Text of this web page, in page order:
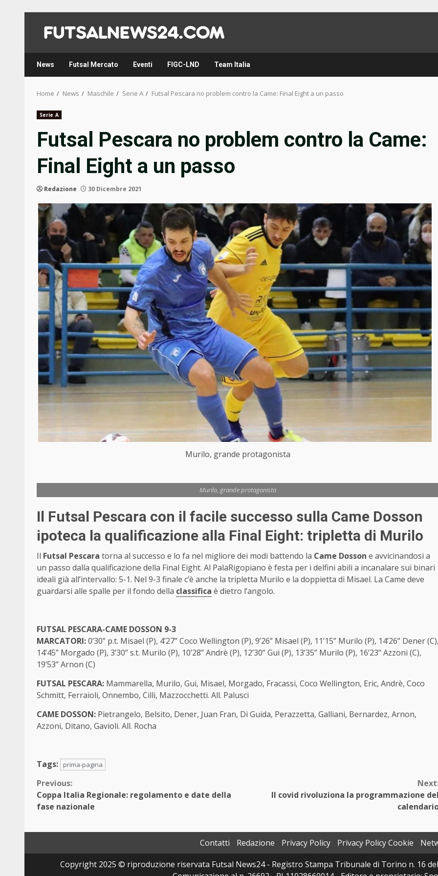
content
News Futsal Mercato Eventi FIGC-LND Team Italia
Home News Maschile Serie A Futsal Pescara no problem contro la Came: Final Eight a un passo
Serie A
Futsal Pescara no problem contro la Came:
Final Eight a un passo
Redazione 30 Dicembre 2021
Murilo, grande protagonista
Murilo, grande protagonista
Il Futsal Pescara con il facile successo sulla Came Dosson
ipoteca la qualificazione alla Final Eight: tripletta di Murilo
Il Futsal Pescara torna al successo e lo fa nel migliore dei modi battendo la Came Dosson e avvicinandosi a
un passo dalla qualificazione della Final Eight. Al PalaRigopiano è festa per i delfini abili a incanalare sui binari
ideali già all’intervallo: 5-1. Nel 9-3 finale c’è anche la tripletta Murilo e la doppietta di Misael. La Came deve
guardarsi alle spalle per il fondo della classifica è dietro l’angolo.
FUTSAL PESCARA-CAME DOSSON 9-3
MARCATORI:0’30” p.t. Misael (P), 4’27” Coco Wellington (P), 9’26” Misael (P), 11’15” Murilo (P), 14’26” Dener
14’45” Morgado (P), 3’30” s.t. Murilo (P), 10’28” Andrè (P), 12’30” Gui (P), 13’35” Murilo (P), 16’23” Azzoni (C),
19’53” Arnon (C)
FUTSAL PESCARA: Mammarella, Murilo, Gui, Misael, Morgado, Fracassi, Coco Wellington, Eric, Andrè, Coco
Schmitt, Ferraioli, Onnembo, Cilli, Mazzocchetti. All. Palusci
CAME DOSSON: Pietrangelo, Belsito, Dener, Juan Fran, Di Guida, Perazzetta, Galliani, Bernardez, Arnon,
Azzoni, Ditano, Gavioli. All. Rocha
Tags: prima-pagina
Continue
Reading
Previous:
Coppa Italia Regionale: regolamento e date della
fase nazionale
Il covid rivoluziona la programmazione
Contatti Redazione Privacy Policy Privacy Policy Cookie
Copyright 2025 © riproduzione riservata Futsal News24 - Registro Stampa Tribunale di Torino n. 16